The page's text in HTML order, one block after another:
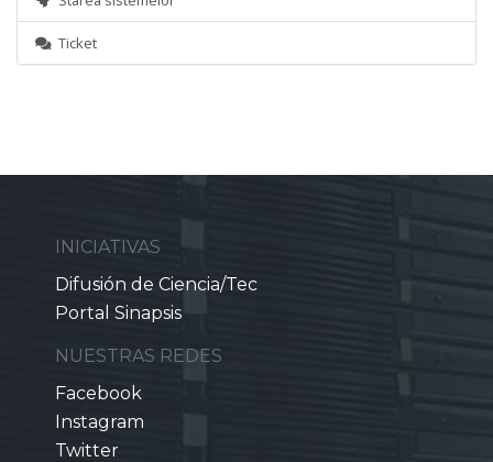
Ticket
INICIATIVAS
Difusión de Ciencia/Tec
Portal Sinapsis
NUESTRAS REDES
Facebook
Instagram
Twitter